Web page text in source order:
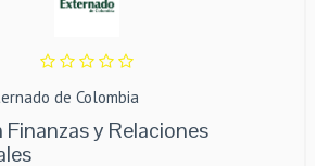
de Colombia
Finanzas y Relaciones